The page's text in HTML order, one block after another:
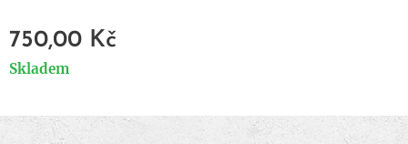
750,00 Kč
Skladem